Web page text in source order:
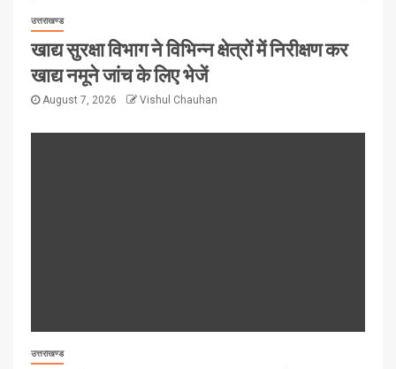
उत्तराखण्ड
खाद्य सुरक्षा विभाग ने विभिन्न क्षेत्रों में निरीक्षण कर
खाद्य नमूने जांच के लिए भेजें
August 7, 2026 Vishul Chauhan
उत्तराखण्ड